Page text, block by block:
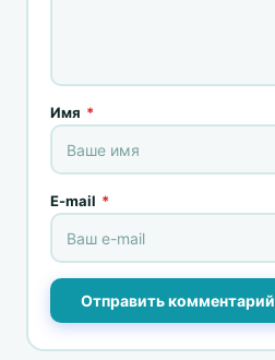
Имя *
E-mail *
Отправить комментарий